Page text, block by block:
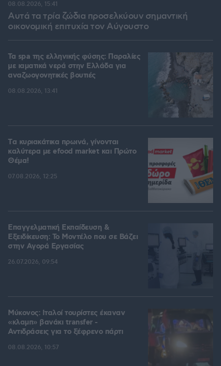
Αυτά τα τρία ζώδια προσελκύουν σημαντική
οικονομική επιτυχία τον Αύγουστο
08.08.2026, 15:41
Τα spa της ελληνικής φύσης: Παραλίες
με ιαματικά νερά στην Ελλάδα για
αναζωογονητικές βουτιές
08.08.2026, 13:41
Tα κυριακάτικα πρωινά, γίνονται
καλύτερα με efood market και Πρώτο
Θέμα!
07.08.2026, 12:25
Επαγγελματική Εκπαίδευση &
Εξειδίκευση: Το Mοντέλο που σε Bάζει
στην Aγορά Eργασίας
26.07.2026, 09:54
Μύκονος: Ιταλοί τουρίστες έκαναν
«κλαμπ» βανάκι transfer -
Αντιδράσεις για το ξέφρενο πάρτι
08.08.2026, 10:57